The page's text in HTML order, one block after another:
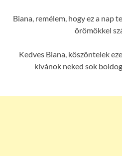
Biana, remélem, hogy ez a nap
örömökkel
Kedves Biana, köszöntelek
kívánok neked sok